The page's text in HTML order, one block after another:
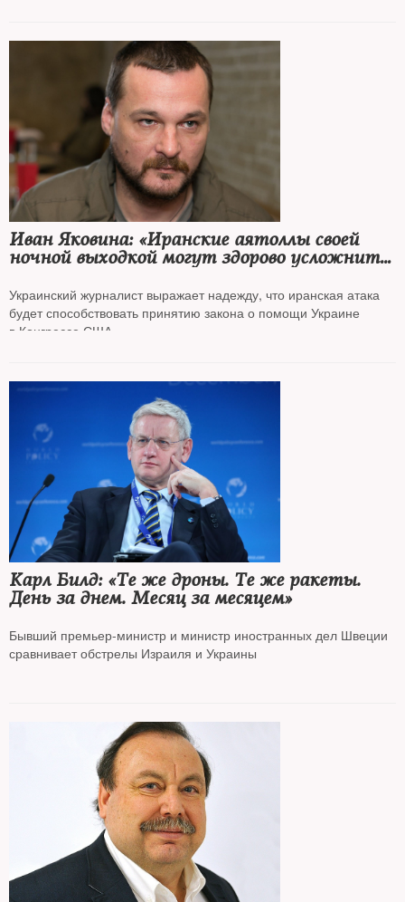
Иван Яковина: «Иранские аятоллы своей
ночной выходкой могут здорово усложнить
Китая на Дальнем Востоке»
Украинский журналист выражает надежду, что иранская атака
будет способствовать принятию закона о помощи Украине
в Конгрессе США
Карл Билд: «Те же дроны. Те же ракеты.
День за днем. Месяц за месяцем»
Бывший премьер-министр и министр иностранных дел Швеции
сравнивает обстрелы Израиля и Украины